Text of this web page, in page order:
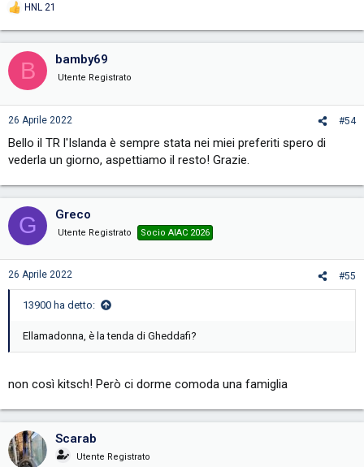
R
t
i
n
s
HNL 21
B bamby69
Utente Registrato
26 Aprile 2022 #54
Bello il TR l'Islanda è sempre stata nei miei preferiti spero di
vederla un giorno, aspettiamo il resto! Grazie.
G Greco
Utente Registrato Socio AIAC 2026
26 Aprile 2022 #55
13900 ha detto:
Ellamadonna, è la tenda di Gheddafi?
non così kitsch! Però ci dorme comoda una famiglia
Scarab
Utente Registrato